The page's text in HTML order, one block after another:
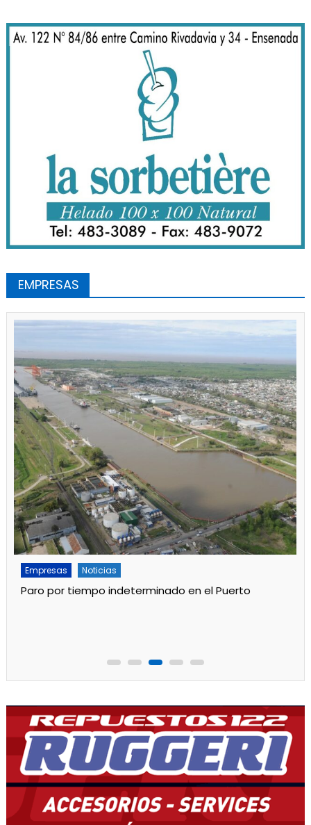
EMPRESAS
Empresas Noticias
Por mejoras en el servicio cortan el agua de 11 a 15